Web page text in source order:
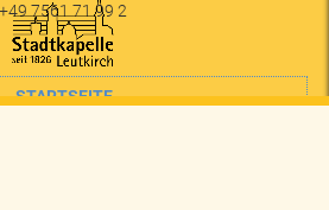
+49 7561 71 99 2
STARTSEITE